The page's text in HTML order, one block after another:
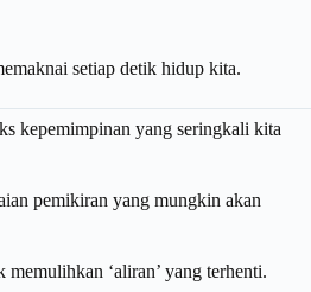
setiap detik hidup kita.
kepemimpinan yang seringkali kita
pemikiran yang mungkin akan
‘aliran’ yang terhenti.